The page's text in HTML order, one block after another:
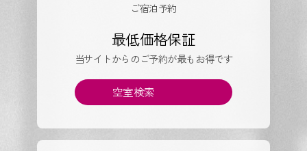
ご宿泊予約
最低価格保証
当サイトからのご予約が最もお得です
空室検索